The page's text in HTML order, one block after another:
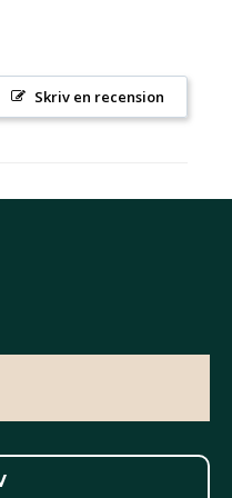
Skriv en recension